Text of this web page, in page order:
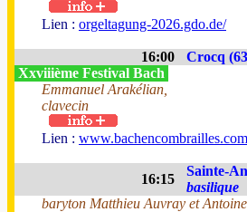
Lien : orgeltagung-2026.gdo.de/
16:00 Crocq
Xxviiième Festival Bach
Emmanuel Arakélian,
clavecin
Lien : www.bachencombrailles.com
16:15
Sainte-
basilique
baryton Matthieu Auvray et